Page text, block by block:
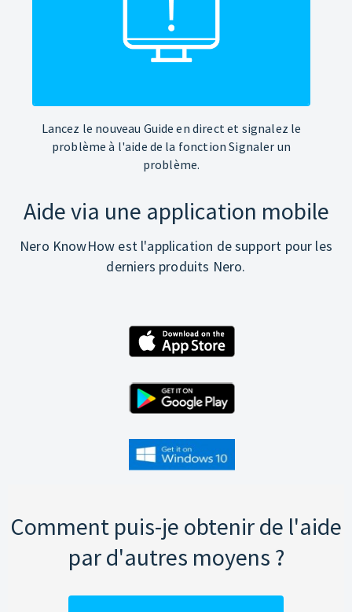
Lancez le nouveau Guide en direct et signalez le
problème à l'aide de la fonction Signaler un
problème.
Aide via une application mobile
Nero KnowHow est l'application de support pour les
derniers produits Nero.
Comment puis-je obtenir de l'aide
par d'autres moyens ?